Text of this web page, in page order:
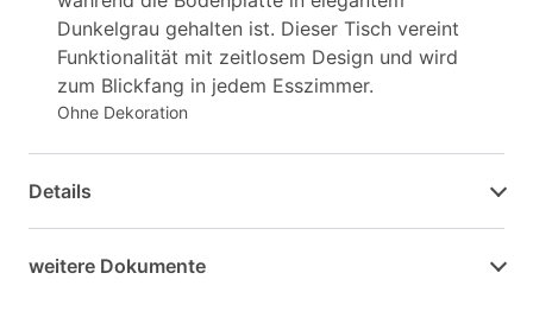
Dunkelgrau gehalten ist. Dieser Tisch vereint
Funktionalität mit zeitlosem Design und wird
zum Blickfang in jedem Esszimmer.
Ohne Dekoration
Details
weitere Dokumente